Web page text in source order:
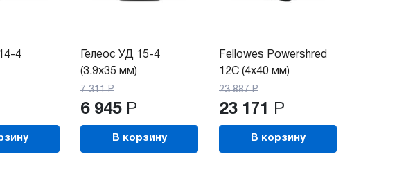
4
Гелеос УД 15-4
(3.9х35 мм)
7 311 Р
6 945 Р
В корзину
Fellowes Powershred
12C (4x40 мм)
23 887 Р
23 171 Р
В корзину